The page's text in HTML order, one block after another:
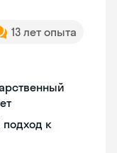
13 лет опыта
подход к